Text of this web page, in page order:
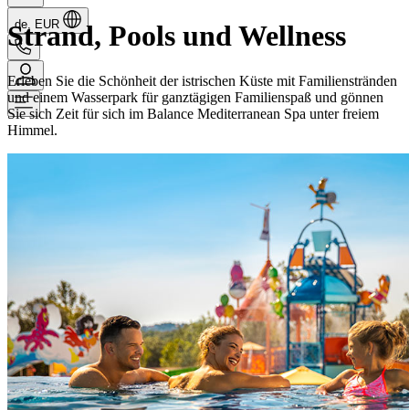
de, EUR
Strand, Pools und Wellness
Erleben Sie die Schönheit der istrischen Küste mit Familienstränden
und einem Wasserpark für ganztägigen Familienspaß und gönnen
Sie sich Zeit für sich im Balance Mediterranean Spa unter freiem
Himmel.